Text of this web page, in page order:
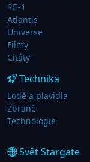
SG-1
Atlantis
Universe
Filmy
Citáty
Technika
Lodě a plavidla
Zbraně
Technologie
Svět Stargate